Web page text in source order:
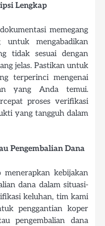
Lengkap
memegang
untuk mengabadikan
tidak sesuai dengan
jelas. Pastikan untuk
terperinci mengenai
yang Anda temui.
proses verifikasi
yang tangguh dalam
Pengembalian Dana
menerapkan kebijakan
dana dalam situasi-
keluhan, tim kami
penggantian koper
pengembalian dana